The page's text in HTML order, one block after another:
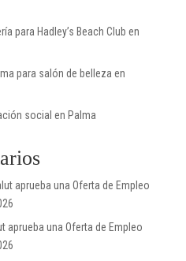
para Hadley’s Beach Club en
para salón de belleza en
social en Palma
aprueba una Oferta de Empleo
aprueba una Oferta de Empleo